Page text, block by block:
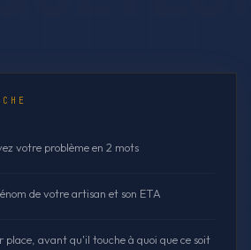
votre problème en 2 mots
de votre artisan et son ETA
place, avant qu'il touche à quoi que ce soit